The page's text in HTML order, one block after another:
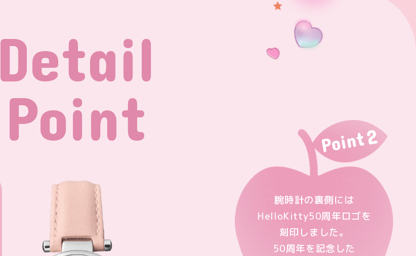
Detail
Point
腕時計の裏側には
HelloKitty50周年ロゴを
刻印しました。
50周年を記念した